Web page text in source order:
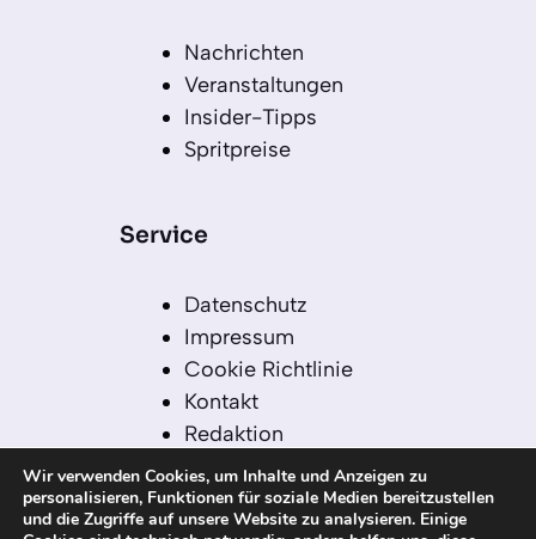
Nachrichten
Veranstaltungen
Insider-Tipps
Spritpreise
Service
Datenschutz
Impressum
Cookie Richtlinie
Kontakt
Redaktion
Redaktionelle Leitlinien
Sitemap
Einsatz von KI in der
Wir verwenden Cookies, um Inhalte und Anzeigen zu
personalisieren, Funktionen für soziale Medien bereitzustellen
und die Zugriffe auf unsere Website zu analysieren. Einige